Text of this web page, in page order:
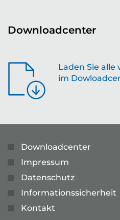
Downloadcenter
Laden Sie
im
Downloadcenter
Impressum
Datenschutz
Informationssicherheit
Kontakt